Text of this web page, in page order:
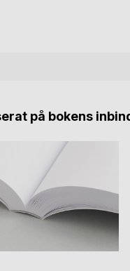
på bokens